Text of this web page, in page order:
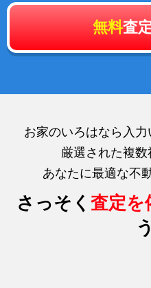
無料査
お家のいろはなら入
厳選された複
あなたに最適な不
さっそく 査定を